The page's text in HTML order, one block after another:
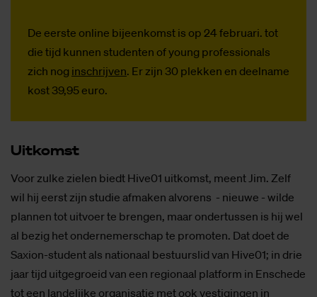
De eerste online bijeenkomst is op 24 februari. tot
die tijd kunnen studenten of young professionals
zich nog inschrijven. Er zijn 30 plekken en deelname
kost 39,95 euro.
Uit­komst
Voor zulke zielen biedt Hive01 uitkomst, meent Jim. Zelf
wil hij eerst zijn studie afmaken alvorens - nieuwe - wilde
plannen tot uitvoer te brengen, maar ondertussen is hij wel
al bezig het ondernemerschap te promoten. Dat doet de
Saxion-student als nationaal bestuurslid van Hive01; in drie
jaar tijd uitgegroeid van een regionaal platform in Enschede
tot een landelijke organisatie met ook vestigingen in